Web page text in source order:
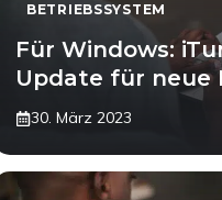
BETRIEBSSYSTEM
Für Windows:
Update für neue
30. März 2023